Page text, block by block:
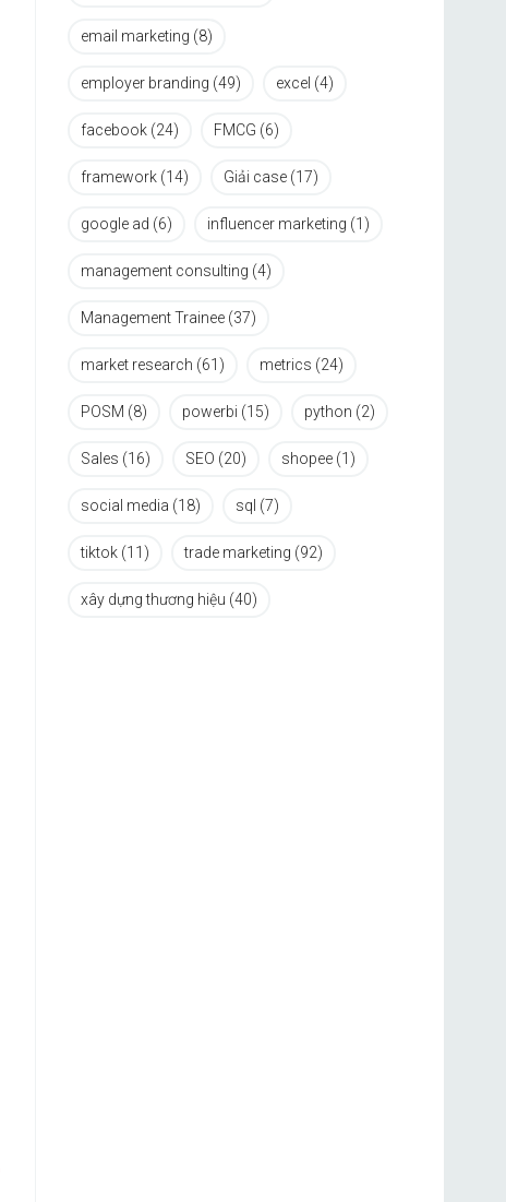
email marketing (8)
employer branding (49) excel (4)
facebook (24) FMCG (6)
framework (14) Giải case (17)
google ad (6) influencer marketing (1)
management consulting (4)
Management Trainee (37)
market research (61) metrics (24)
POSM (8) powerbi (15) python (2)
Sales (16) SEO (20) shopee (1)
social media (18) sql (7)
tiktok (11) trade marketing (92)
xây dựng thương hiệu (40)